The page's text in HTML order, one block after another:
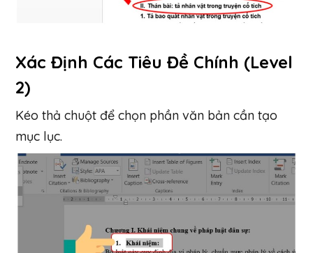
Xác Định Các Tiêu Đề Chính (Level
2)
Kéo thả chuột để chọn phần văn bản cần tạo
mục lục.